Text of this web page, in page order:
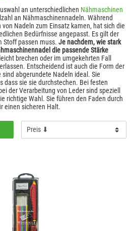
an unterschiedlichen Nähmaschinen
an Nähmaschinennadeln. Während
Nadeln zum Einsatz kamen, hat sich die
Bedürfnisse angepasst. Es gilt der
Stoff passen muss. Je nachdem, wie stark
die passende Stärke
brechen oder im umgekehrten Fall
Entscheidend ist auch die Form der
abgerundete Nadeln ideal. Sie
dass sie sie durchstechen. Bei festen
der Verarbeitung von Leder sind speziell
richtige Wahl. Sie führen den Faden durch
einen sicheren Halt.